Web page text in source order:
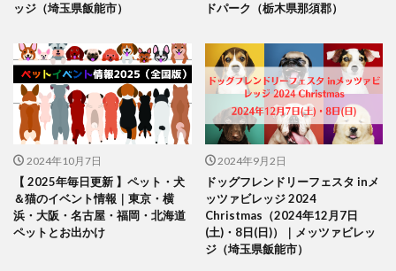
ッジ（埼玉県飯能市）
ドパーク（栃木県那須郡）
2024年10月7日
【 2025年毎日更新 】ペット・犬
＆猫のイベント情報｜東京・横
浜・大阪・名古屋・福岡・北海道
ペットとお出かけ
2024年9月2日
ドッグフレンドリーフェスタ inメ
ッツァビレッジ 2024
Christmas（2024年12月7日
(土)・8日(日)）｜メッツァビレッ
ジ（埼玉県飯能市）